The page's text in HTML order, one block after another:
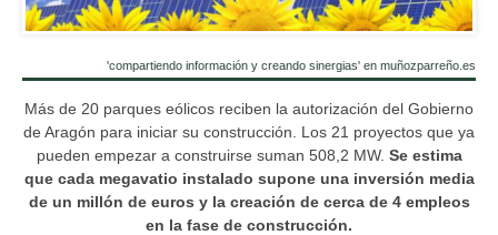
'compartiendo información y creando sinergias' en muñozparreño.es
Más de 20 parques eólicos reciben la autorización del Gobierno
de Aragón para iniciar su construcción. Los 21 proyectos que ya
pueden empezar a construirse suman 508,2 MW. Se estima
que cada megavatio instalado supone una inversión media
de un millón de euros y la creación de cerca de 4 empleos
en la fase de construcción.